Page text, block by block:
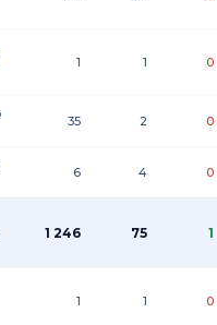
1 1 0
35 2 0
6 4 0
1 246 75 1
1 1 0